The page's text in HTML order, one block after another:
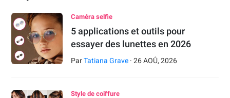
Caméra selfie
5 applications et outils pour
essayer des lunettes en 2026
ParTatiana Grave ·26 AOÛ,2026
Style de coiffure